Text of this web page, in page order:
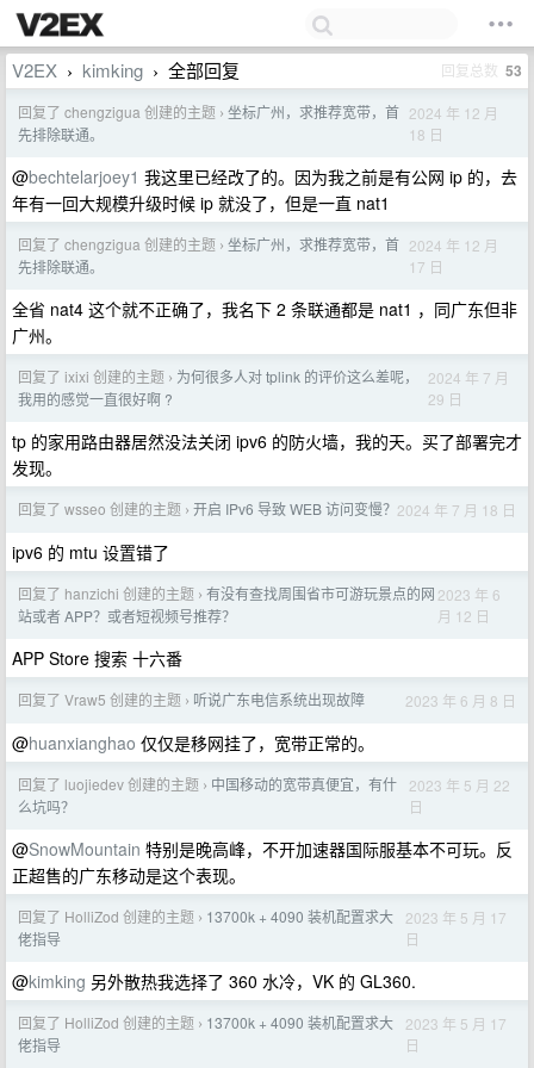
V2EX › kimking › 全部回复 回复总数 53
回复了 chengzigua 创建的主题 › 坐标广州，求推荐宽带，首
先排除联通。
2024 年 12 月
18 日
@bechtelarjoey1 我这里已经改了的。因为我之前是有公网 ip 的，去
年有一回大规模升级时候 ip 就没了，但是一直 nat1
回复了 chengzigua 创建的主题 › 坐标广州，求推荐宽带，首
先排除联通。
2024 年 12 月
17 日
全省 nat4 这个就不正确了，我名下 2 条联通都是 nat1 ，同广东但非
广州。
回复了 ixixi 创建的主题 › 为何很多人对 tplink 的评价这么差呢，
我用的感觉一直很好啊 ?
2024 年 7 月
29 日
tp 的家用路由器居然没法关闭 ipv6 的防火墙，我的天。买了部署完才
发现。
回复了 wsseo 创建的主题 › 开启 IPv6 导致 WEB 访问变慢？ 2024 年 7 月 18 日
ipv6 的 mtu 设置错了
回复了 hanzichi 创建的主题 › 有没有查找周围省市可游玩景点的网
站或者 APP？或者短视频号推荐？
2023 年 6
月 12 日
APP Store 搜索 十六番
回复了 Vraw5 创建的主题 › 听说广东电信系统出现故障 2023 年 6 月 8 日
@huanxianghao 仅仅是移网挂了，宽带正常的。
回复了 luojiedev 创建的主题 › 中国移动的宽带真便宜，有什
么坑吗？
2023 年 5 月 22
日
@SnowMountain 特别是晚高峰，不开加速器国际服基本不可玩。反
正超售的广东移动是这个表现。
回复了 HolliZod 创建的主题 › 13700k + 4090 装机配置求大
佬指导
2023 年 5 月 17
日
@kimking 另外散热我选择了 360 水冷，VK 的 GL360.
回复了 HolliZod 创建的主题 › 13700k + 4090 装机配置求大
佬指导
2023 年 5 月 17
日